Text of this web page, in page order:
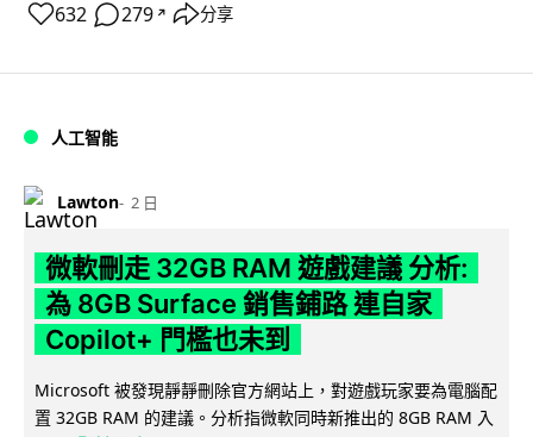
632 279 ↗ 分享
人工智能
Lawton 2 日
微軟刪走 32GB RAM 遊戲建議 分析:
為 8GB Surface 銷售鋪路 連自家
Copilot+ 門檻也未到
Microsoft 被發現靜靜刪除官方網站上，對遊戲玩家要為電腦配
置 32GB RAM 的建議。分析指微軟同時新推出的 8GB RAM 入